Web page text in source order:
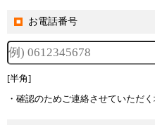
お電話番号
[半角]
・確認のためご連絡させていただく